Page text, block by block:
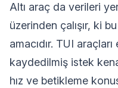
Altı araç da verileri
üzerinden çalışır, ki
amacıdır. TUI
kaydedilmiş istek
hız ve betikleme